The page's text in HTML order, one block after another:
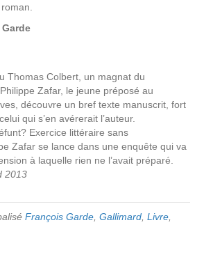
Thomas Colbert, un magnat du
Zafar, le jeune préposé au
découvre un bref texte manuscrit, fort
qui s’en avérerait l’auteur.
Exercice littéraire sans
Zafar se lance dans une enquête qui va
à laquelle rien ne l’avait préparé.
2013
François Garde Gallimard Livre